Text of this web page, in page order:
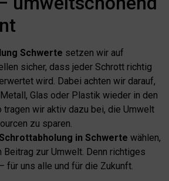
Schwerte setzen wir auf
sicher, dass jeder Schrott richtig
wird. Dabei achten wir darauf,
Glas oder Plastik wieder in den
tragen wir aktiv dazu bei, die Umwelt
zu sparen.
in Schwerte wählen,
Beitrag zur Umwelt. Denn richtiges
für uns alle und für die Zukunft.